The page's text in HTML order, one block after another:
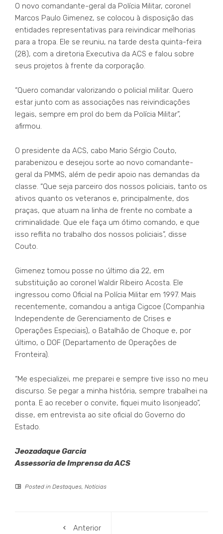
O novo comandante-geral da Polícia Militar, coronel
Marcos Paulo Gimenez, se colocou à disposição das
entidades representativas para reivindicar melhorias
para a tropa. Ele se reuniu, na tarde desta quinta-feira
(28), com a diretoria Executiva da ACS e falou sobre
seus projetos à frente da corporação.
“Quero comandar valorizando o policial militar. Quero
estar junto com as associações nas reivindicações
legais, sempre em prol do bem da Polícia Militar”,
afirmou.
O presidente da ACS, cabo Mario Sérgio Couto,
parabenizou e desejou sorte ao novo comandante-
geral da PMMS, além de pedir apoio nas demandas da
classe. “Que seja parceiro dos nossos policiais, tanto os
ativos quanto os veteranos e, principalmente, dos
praças, que atuam na linha de frente no combate a
criminalidade. Que ele faça um ótimo comando, e que
isso reflita no trabalho dos nossos policiais”, disse
Couto.
Gimenez tomou posse no último dia 22, em
substituição ao coronel Waldir Ribeiro Acosta. Ele
ingressou como Oficial na Polícia Militar em 1997. Mais
recentemente, comandou a antiga Cigcoe (Companhia
Independente de Gerenciamento de Crises e
Operações Especiais), o Batalhão de Choque e, por
último, o DOF (Departamento de Operações de
Fronteira).
“Me especializei, me preparei e sempre tive isso no meu
discurso. Se pegar a minha história, sempre trabalhei na
ponta. E ao receber o convite, fiquei muito lisonjeado”,
disse, em entrevista ao site oficial do Governo do
Estado.
Jeozadaque Garcia
Assessoria de Imprensa da ACS
Posted in Destaques Notícias
Anterior